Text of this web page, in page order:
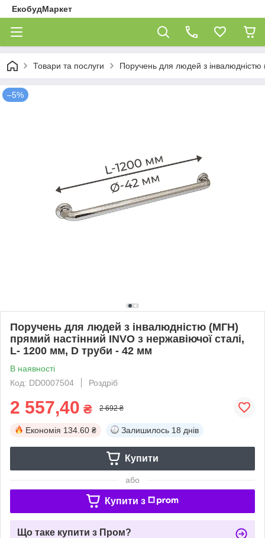
ЕкобудМаркет
Товари та послуги Поручень для людей з
–5%
Поручень для людей з інвалюдністю (МГН)
прямий настінний INVO з нержавіючої сталі,
L- 1200 мм, D труби - 42 мм
В наявності
Код: DD0007504
Роздріб
2 557,40 ₴ 2 692 ₴
Економія 134.60 ₴ Залишилось 18 днів
Купити
або
Купити з
Що таке купити з Пром?